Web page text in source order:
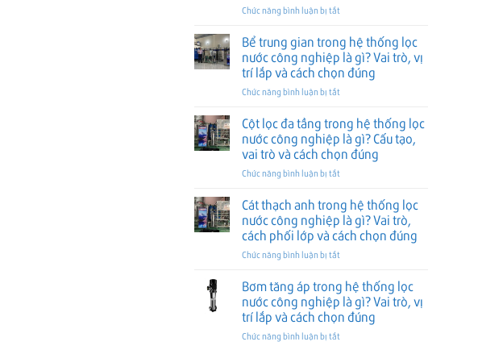
là
Vai
trò,
vị
trí
lắp
cách
chọn
đúng
thống
nước
công
nghiệp
là
gì?
trò,
vị
trí
lắp
và
chọn
đúng
Chức năng bình luận bị tắtở
liệu
mangan
MF2
trong
hệ
lọc
nước
công
nghiệp
là
Vai
trò,
cách
dùng
và
chọn
đúng
Bể trung gian trong hệ thống lọc
nước công nghiệp là gì? Vai trò, vị
trí lắp và cách chọn đúng
Chức năng bình luận bị tắtở
trung
gian
trong
hệ
thống
nước
công
nghiệp
là
gì?
trò,
vị
trí
lắp
và
Cột lọc đa tầng trong hệ thống lọc
nước công nghiệp là gì? Cấu tạo,
vai trò và cách chọn đúng
Chức năng bình luận bị tắtở
lọc
đa
tầng
trong
hệ
lọc
nước
công
nghiệp
là
Cát thạch anh trong hệ thống lọc
nước công nghiệp là gì? Vai trò,
cách phối lớp và cách chọn đúng
Chức năng bình luận bị tắtở
thạch
anh
trong
hệ
thống
Bơm tăng áp trong hệ thống lọc
nước công nghiệp là gì? Vai trò, vị
trí lắp và cách chọn đúng
Chức năng bình luận bị tắtở